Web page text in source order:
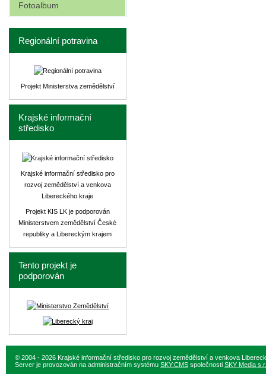
Fotoalbum
Regionální potravina
Projekt Ministerstva zemědělství
Krajské informační
středisko
Krajské informační středisko pro
rozvoj zemědělství a venkova
Libereckého kraje
Projekt KIS LK je podporován
Ministerstvem zemědělství České
republiky a Libereckým krajem
Tento projekt je
podporován
© 2004 - 2026 Krajské informační středisko pro rozvoj zemědělství a venkova
Server je provozován na administračním systému SKY:CMS společnosti SKY Media